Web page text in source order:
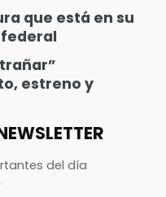
que está en su
estreno y
del día